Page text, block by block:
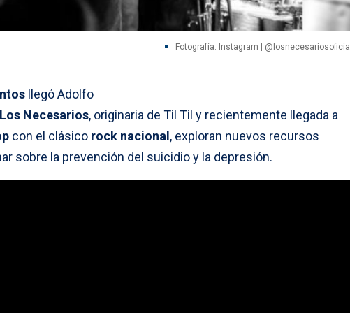
Fotografía: Instagram | @losnecesariosoficial
llegó Adolfo
Los Necesarios, originaria de Til Til y recientemente llegada a
con el clásico rock nacional, exploran nuevos recursos
sobre la prevención del suicidio y la depresión.